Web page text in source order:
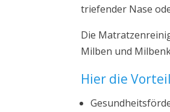
triefender Nase
Die
Milben und
Hier die